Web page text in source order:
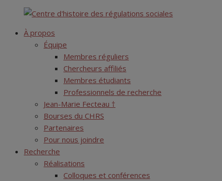
content
Centre d'histoire des régulations sociales
À propos
Équipe
Membres réguliers
Chercheurs affiliés
Membres étudiants
Professionnels de recherche
Jean-Marie Fecteau †
Bourses du CHRS
Partenaires
Pour nous joindre
Recherche
Réalisations
Colloques et conférences